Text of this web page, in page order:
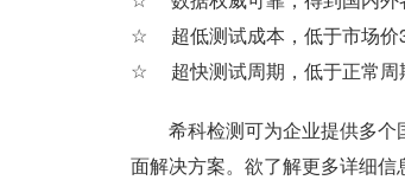
超低测试成本，低于市场价
超快测试周期，低于正常周
希科检测可为企业提供多个
面解决方案。欲了解更多详细